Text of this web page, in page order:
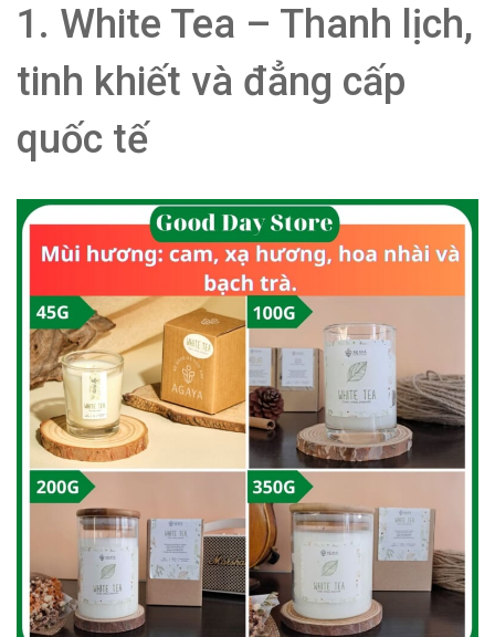
1. White Tea – Thanh lịch,
tinh khiết và đẳng cấp
quốc tế